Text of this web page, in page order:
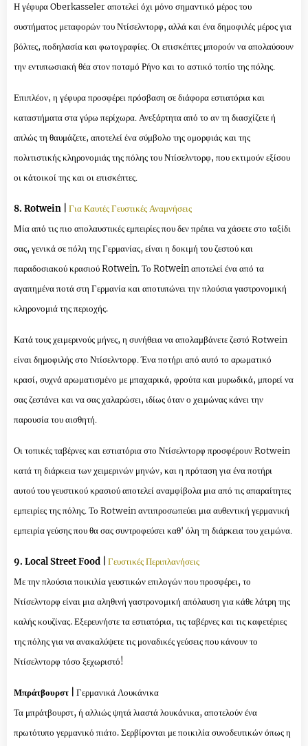
Η γέφυρα Oberkasseler αποτελεί όχι μόνο σημαντικό μέρος του
συστήματος μεταφορών του Ντίσελντορφ, αλλά και ένα δημοφιλές μέρος για
βόλτες, ποδηλασία και φωτογραφίες. Οι επισκέπτες μπορούν να απολαύσουν
την εντυπωσιακή θέα στον ποταμό Ρήνο και το αστικό τοπίο της πόλης.
Επιπλέον, η γέφυρα προσφέρει πρόσβαση σε διάφορα εστιατόρια και
καταστήματα στα γύρω περίχωρα. Ανεξάρτητα από το αν τη διασχίζετε ή
απλώς τη θαυμάζετε, αποτελεί ένα σύμβολο της ομορφιάς και της
πολιτιστικής κληρονομιάς της πόλης του Ντίσελντορφ, που εκτιμούν εξίσου
οι κάτοικοί της και οι επισκέπτες.
8. Rotwein | Για Καυτές Γευστικές Αναμνήσεις
Μία από τις πιο απολαυστικές εμπειρίες που δεν πρέπει να χάσετε στο ταξίδι
σας, γενικά σε πόλη της Γερμανίας, είναι η δοκιμή του ζεστού και
παραδοσιακού κρασιού Rotwein. Το Rotwein αποτελεί ένα από τα
αγαπημένα ποτά στη Γερμανία και αποτυπώνει την πλούσια γαστρονομική
κληρονομιά της περιοχής.
Κατά τους χειμερινούς μήνες, η συνήθεια να απολαμβάνετε ζεστό Rotwein
είναι δημοφιλής στο Ντίσελντορφ. Ένα ποτήρι από αυτό το αρωματικό
κρασί, συχνά αρωματισμένο με μπαχαρικά, φρούτα και μυρωδικά, μπορεί να
σας ζεστάνει και να σας χαλαρώσει, ιδίως όταν ο χειμώνας κάνει την
παρουσία του αισθητή.
Οι τοπικές ταβέρνες και εστιατόρια στο Ντίσελντορφ προσφέρουν Rotwein
κατά τη διάρκεια των χειμερινών μηνών, και η πρόταση για ένα ποτήρι
αυτού του γευστικού κρασιού αποτελεί αναμφίβολα μια από τις απαραίτητες
εμπειρίες της πόλης. Το Rotwein αντιπροσωπεύει μια αυθεντική γερμανική
εμπειρία γεύσης που θα σας συντροφεύσει καθ' όλη τη διάρκεια του χειμώνα.
9. Local Street Food | Γευστικές Περιπλανήσεις
Με την πλούσια ποικιλία γευστικών επιλογών που προσφέρει, το
Ντίσελντορφ είναι μια αληθινή γαστρονομική απόλαυση για κάθε λάτρη της
καλής κουζίνας. Εξερευνήστε τα εστιατόρια, τις ταβέρνες και τις καφετέριες
της πόλης για να ανακαλύψετε τις μοναδικές γεύσεις που κάνουν το
Ντίσελντορφ τόσο ξεχωριστό!
Μπράτβουρστ |
Γερμανικά Λουκάνικα
Τα μπράτβουρστ, ή αλλιώς ψητά λιαστά λουκάνικα, αποτελούν ένα
πρωτότυπο γερμανικό πιάτο. Σερβίρονται με ποικιλία συνοδευτικών όπως η